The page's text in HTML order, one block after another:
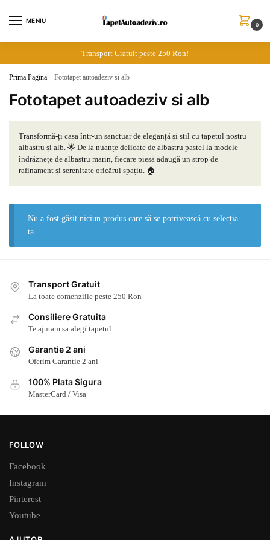
MENIU
0
Transport Gratuit peste 250 Ron!
Prima Pagina – Fototapet autoadeziv si alb
Fototapet autoadeziv si alb
Transformă-ți casa într-un sanctuar de eleganță și stil cu tapetul nostru
albastru și alb. 🌟 De la nuanțe delicate de albastru pastel la modele
îndrăznețe de albastru marin, fiecare piesă adaugă un strop de
rafinament și serenitate oricărui spațiu. 🏠
Nu a fost găsit niciun produs care să se potrivească cu selecția
ta.
Transport Gratuit
La toate comenziile peste 250 Ron
Consiliere Gratuita
Te ajutam sa alegi tapetul
Garantie 2 ani
Oferim Garantie 2 ani
100% Plata Sigura
MasterCard / Visa
FOLLOW
Facebook
Instagram
Pinterest
Youtube